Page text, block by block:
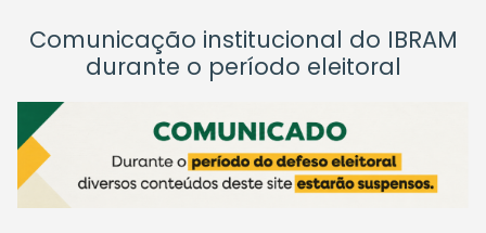
Comunicação institucional do IBRAM
durante o período eleitoral